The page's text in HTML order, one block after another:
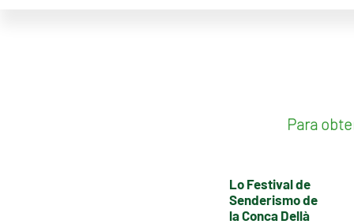
Para
Lo Festival de
Senderismo de
la Conca Dellà